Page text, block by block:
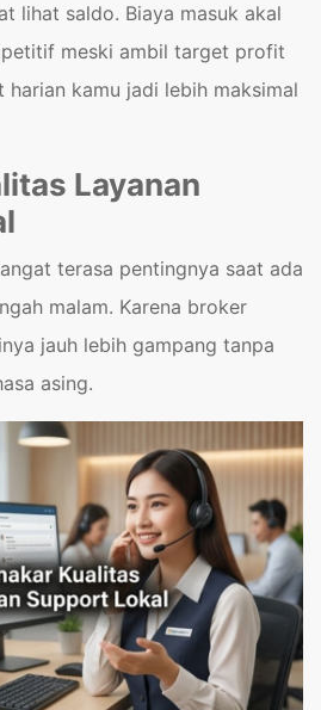
lihat saldo. Biaya masuk akal
meski ambil target profit
kamu jadi lebih maksimal
Layanan
terasa pentingnya saat ada
malam. Karena broker
jauh lebih gampang tanpa
asing.